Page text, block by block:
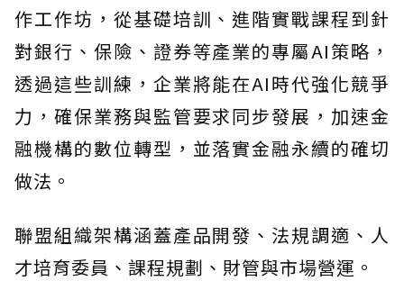
作工作坊，從基礎培訓、進階實戰課程到針
對銀行、保險、證券等產業的專屬AI策略，
透過這些訓練，企業將能在AI時代強化競爭
力，確保業務與監管要求同步發展，加速金
融機構的數位轉型，並落實金融永續的確切
做法。
聯盟組織架構涵蓋產品開發、法規調適、人
才培育委員、課程規劃、財管與市場營運。